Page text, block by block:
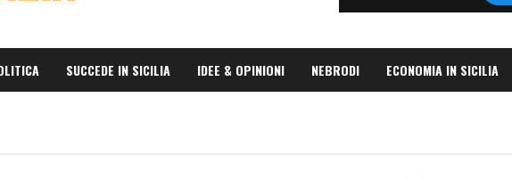
SUCCEDE IN SICILIA IDEE & OPINIONI NEBRODI ECONOMIA IN SICILIA